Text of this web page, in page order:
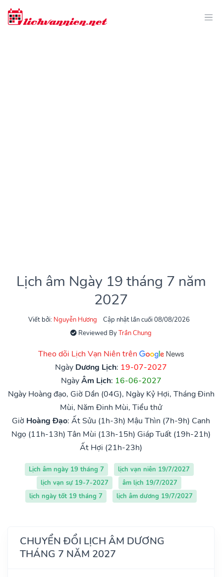
Lịch âm Ngày 19 tháng 7 năm
2027
Viết bởi: Nguyễn Hương
Cập nhật lần cuối 08/08/2026
Reviewed ByTrần Chung
Theo dõi Lịch Vạn Niên trên
Ngày Dương Lịch: 19-07-2027
NgàyÂm Lịch: 16-06-2027
Ngày Hoàng đạo, Giờ Dần (04G), Ngày Kỷ Hợi, Tháng Đinh
Mùi, Năm Đinh Mùi, Tiểu thử
Giờ Hoàng Đạo: Ất Sửu (1h-3h) Mậu Thìn (7h-9h) Canh
Ngọ (11h-13h) Tân Mùi (13h-15h) Giáp Tuất (19h-21h)
Ất Hợi (21h-23h)
Lịch âm ngày 19 tháng 7
lịch vạn niên 19/7/2027
lịch vạn sự 19-7-2027
âm lịch 19/7/2027
lịch ngày tốt 19 tháng 7
lịch âm dương 19/7/2027
CHUYỂN ĐỔI LỊCH ÂM DƯƠNG
THÁNG 7 NĂM 2027